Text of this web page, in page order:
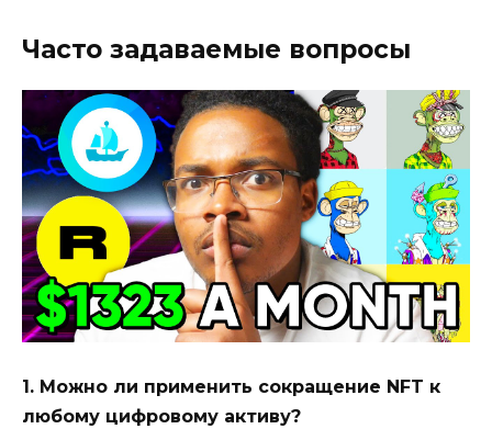
Часто задаваемые вопросы
1. Можно ли применить сокращение NFT к
любому цифровому активу?